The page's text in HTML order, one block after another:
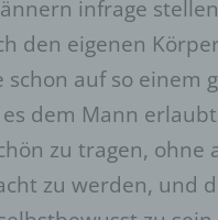
infrage
den eigenen
schon auf so einem
dem Mann
zu tragen, ohne
zu werden, und
ist eine natürliche
Behörde,
die personenbezogene
Verantwortlichen
eine natürliche oder
Einrichtung oder
Daten